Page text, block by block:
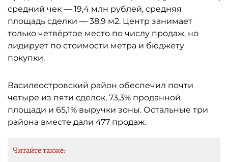
средний чек — 19,4 млн рублей, средняя
площадь сделки — 38,9 м2. Центр занимает
только четвёртое место по числу продаж, но
лидирует по стоимости метра и бюджету
покупки.
Василеостровский район обеспечил почти
четыре из пяти сделок, 73,3% проданной
площади и 65,1% выручки зоны. Остальные три
района вместе дали 477 продаж.
Читайте также: